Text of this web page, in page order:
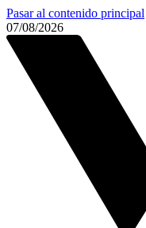
Pasar al contenido principal
07/08/2026